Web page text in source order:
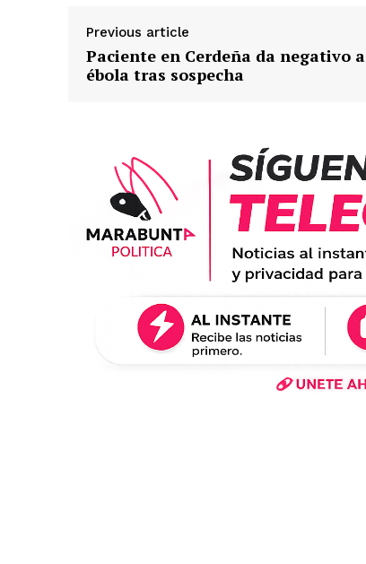
Previous article
Paciente en Cerdeña da negativo a
ébola tras sospecha